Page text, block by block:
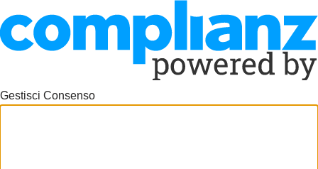
Gestisci Consenso